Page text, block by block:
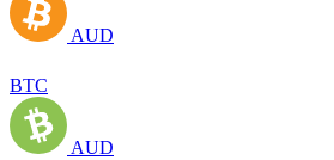
AUD
BTC
AUD